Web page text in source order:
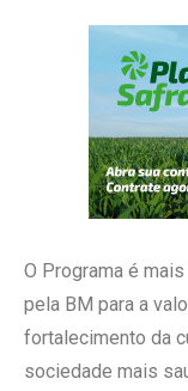
O Programa é
pela BM para a
fortalecimento da
sociedade mais